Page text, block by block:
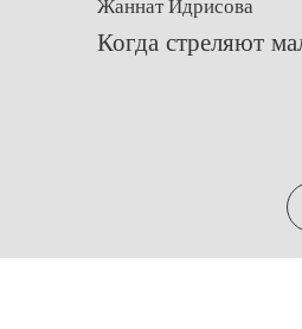
Жаннат Идрисова
​Когда стреляют